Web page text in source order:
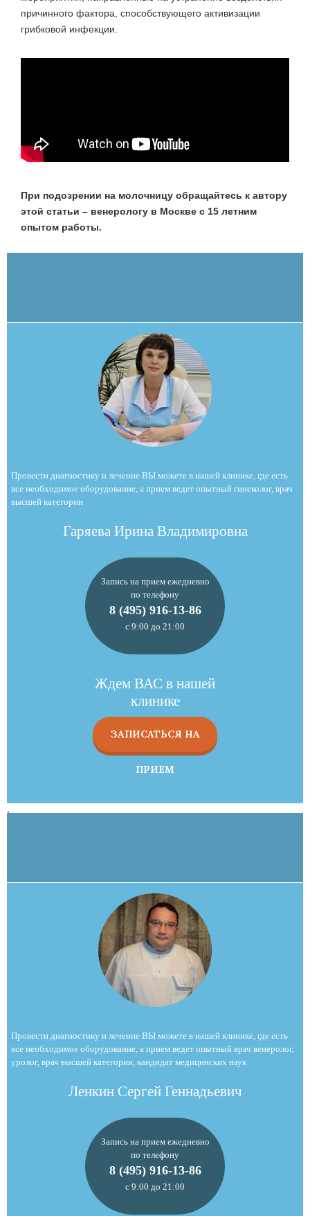
причинного фактора, способствующего активизации
грибковой инфекции.
При подозрении на молочницу обращайтесь к автору
этой статьи – венерологу в Москве с 15 летним
опытом работы.
Провести диагностику и лечение ВЫ можете в нашей клинике, где есть
все необходимое оборудование, а прием ведет опытный гинеколог, врач
высшей категории
Гаряева Ирина Владимировна
Запись на прием ежедневно
по телефону
8 (495) 916-13-86
с 9:00 до 21:00
Ждем ВАС в нашей
клинике
ЗАПИСАТЬСЯ НА
ПРИЕМ
Провести диагностику и лечение ВЫ можете в нашей клинике, где есть
все необходимое оборудование, а прием ведет опытный врач венеролог,
уролог, врач высшей категории, кандидат медицинских наук
Ленкин Сергей Геннадьевич
Запись на прием ежедневно
по телефону
8 (495) 916-13-86
с 9:00 до 21:00